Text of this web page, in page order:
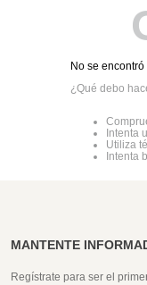
No se
¿Qué debo
Intenta
Utiliza
Intenta
MANTENTE
Regístrate para ser el